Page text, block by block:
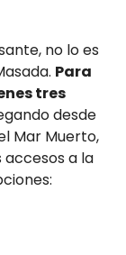
no lo es
Para
tres
desde
Mar Muerto,
accesos a la